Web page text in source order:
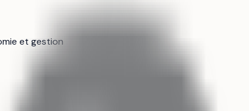
et gestion